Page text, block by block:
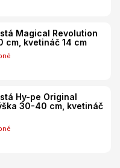
Magical Revolution
cm, kvetináč 14 cm
Hy-pe Original
30-40 cm, kvetináč